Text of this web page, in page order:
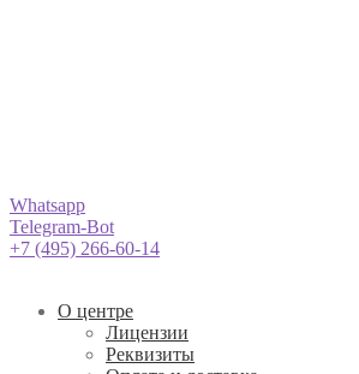
Whatsapp
Telegram-Bot
+7 (495) 266-60-14
О центре
Лицензии
Реквизиты